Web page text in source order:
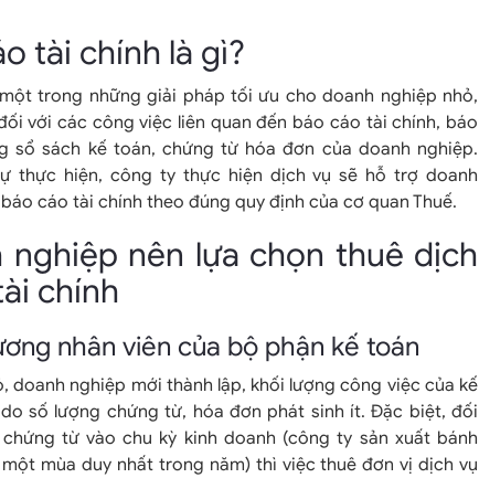
tài chính là gì?
trong những giải pháp tối ưu cho doanh nghiệp nhỏ,
với các công việc liên quan đến báo cáo tài chính, báo
sổ sách kế toán, chứng từ hóa đơn của doanh nghiệp.
thực hiện, công ty thực hiện dịch vụ sẽ hỗ trợ doanh
cáo tài chính theo đúng quy định của cơ quan Thuế.
nghiệp nên lựa chọn thuê dịch
chính
nhân viên của bộ phận kế toán
doanh nghiệp mới thành lập, khối lượng công việc của kế
số lượng chứng từ, hóa đơn phát sinh ít. Đặc biệt, đối
từ vào chu kỳ kinh doanh (công ty sản xuất bánh
mùa duy nhất trong năm) thì việc thuê đơn vị dịch vụ